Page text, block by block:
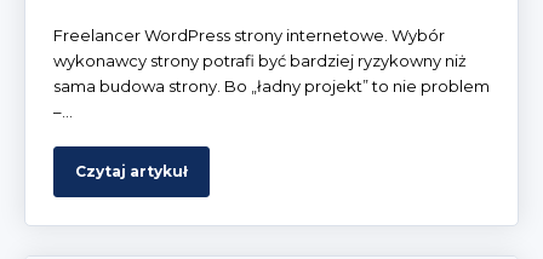
Freelancer WordPress strony internetowe. Wybór
wykonawcy strony potrafi być bardziej ryzykowny niż
sama budowa strony. Bo „ładny projekt” to nie problem
–...
Czytaj artykuł